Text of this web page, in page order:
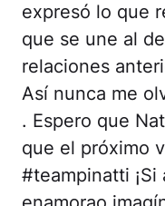
expresó lo que
que se une al
relaciones
Así nunca me
. Espero que
que el próximo
#teampinatti